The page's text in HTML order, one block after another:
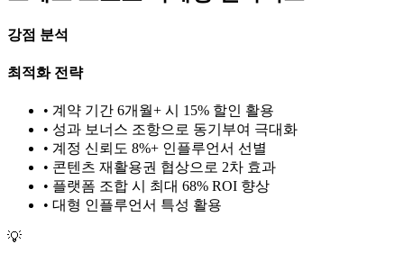
강점 분석
최적화 전략
• 계약 기간 6개월+ 시 15% 할인 활용
• 성과 보너스 조항으로 동기부여 극대화
• 계정 신뢰도 8%+ 인플루언서 선별
• 콘텐츠 재활용권 협상으로 2차 효과
• 플랫폼 조합 시 최대 68% ROI 향상
• 대형 인플루언서 특성 활용
💡